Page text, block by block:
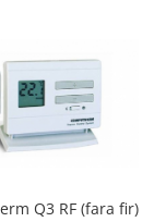
Q3 RF (fara fir)